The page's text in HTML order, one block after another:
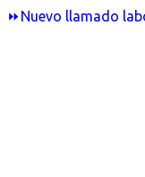
⏩Nuevo llamado